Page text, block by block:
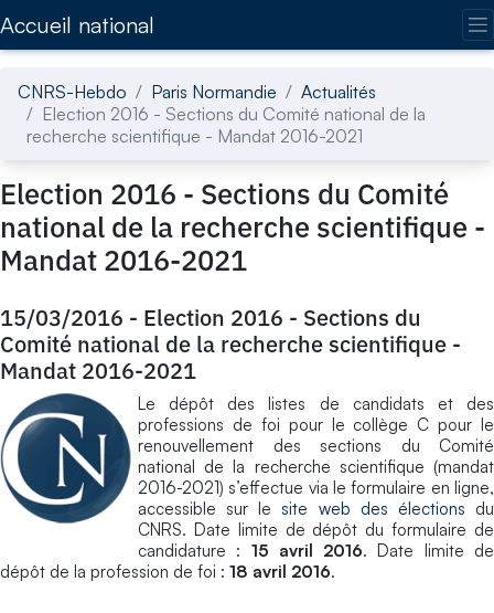
Accueil national
CNRS-Hebdo Paris Normandie
Actualités
Election 2016 - Sections du Comité national de la
recherche scientifique - Mandat 2016-2021
Election 2016 - Sections du Comité
national de la recherche scientifique -
Mandat 2016-2021
15/03/2016 - Election 2016 - Sections du
Comité national de la recherche scientifique -
Mandat 2016-2021
Le dépôt des listes de candidats et des
professions de foi pour le collège C pour le
renouvellement des sections du Comité
national de la recherche scientifique (mandat
2016-2021) s’effectue via le formulaire en ligne,
accessible sur le site web des élections du
CNRS. Date limite de dépôt du formulaire de
candidature : 15 avril 2016. Date limite de
dépôt de la profession de foi : 18 avril 2016.